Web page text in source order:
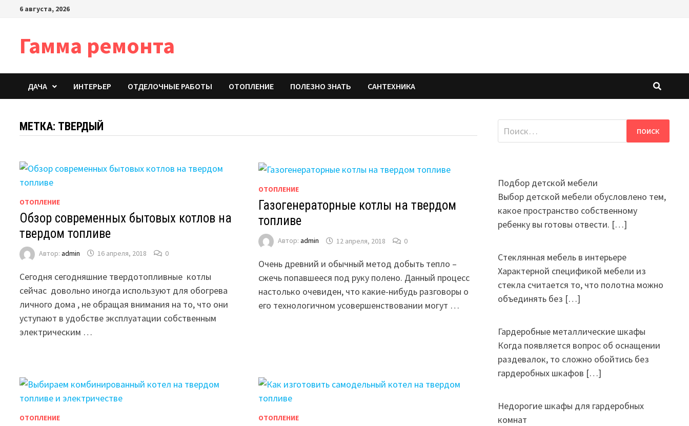
Перейти6 августа, 2026
Гамма ремонта
ДАЧА ИНТЕРЬЕР ОТДЕЛОЧНЫЕ РАБОТЫ ОТОПЛЕНИЕ ПОЛЕЗНО ЗНАТЬ САНТЕХНИКА
МЕТКА: ТВЕРДЫЙ
ОТОПЛЕНИЕ
Обзор современных бытовых котлов на
твердом топливе
Автор:admin 16 апреля, 2018 0
Сегодня сегодняшние твердотопливные котлы
сейчас довольно иногда используют для обогрева
личного дома , не обращая внимания на то, что они
уступают в удобстве эксплуатации собственным
электрическим …
ОТОПЛЕНИЕ
Газогенераторные котлы на твердом
топливе
Автор: admin 12 апреля, 2018 0
Очень древний и обычный метод добыть тепло –
сжечь попавшееся под руку полено. Данный процесс
настолько очевиден, что какие-нибудь разговоры о
его технологичном усовершенствовании могут …
ОТОПЛЕНИЕ ОТОПЛЕНИЕ
Найти:
Подбор детской мебели
Выбор детской мебели обусловлено тем,
какое пространство собственному
ребенку вы готовы отвести. […]
Стеклянная мебель в интерьере
Характерной спецификой мебели из
стекла считается то, что полотна можно
объединять без […]
Гардеробные металлические шкафы
Когда появляется вопрос об оснащении
раздевалок, то сложно обойтись без
гардеробных шкафов […]
Недорогие шкафы для гардеробных
комнат